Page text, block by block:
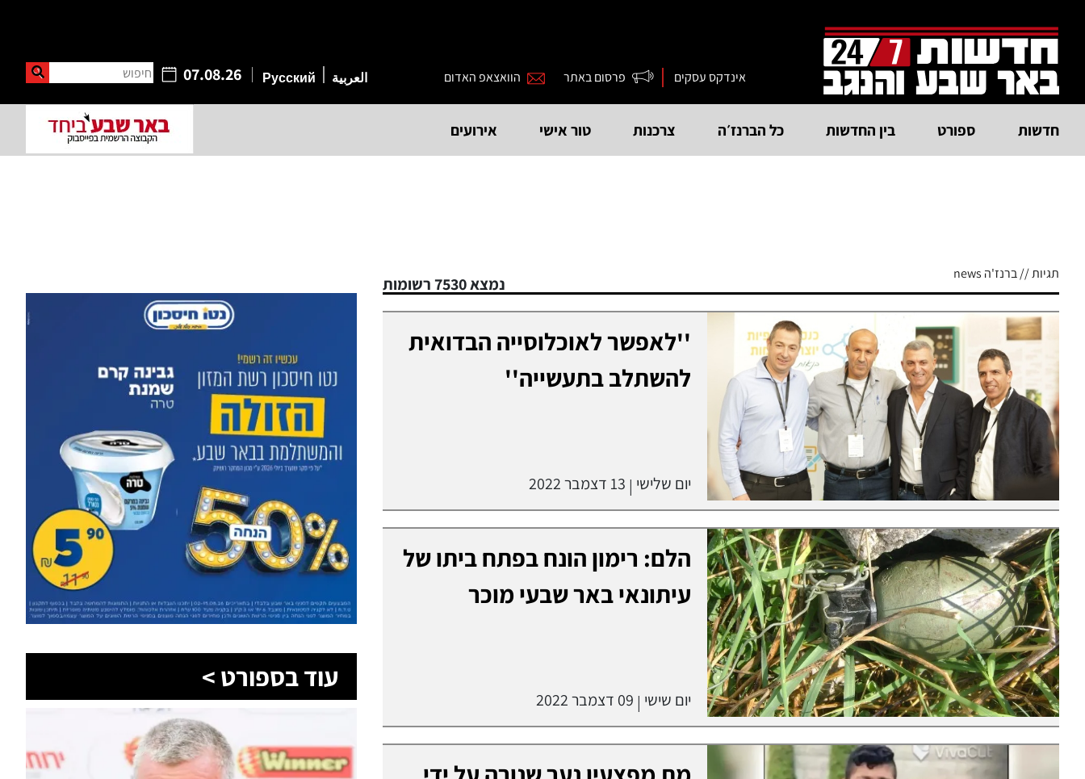
אינדקס עסקים פרסום באתר הוואצאפ האדום 07.08.26 חיפוש العربية Русский
חדשות ספורט בין החדשות כל הברנז׳ה צרכנות טור אישי אירועים
תגיות // ברנז'ה news
נמצא 7530 רשומות
''לאפשר לאוכלוסייה הבדואית
להשתלב בתעשייה''
יום שלישי | 13 דצמבר 2022
הלם: רימון הונח בפתח ביתו של
עיתונאי באר שבעי מוכר
יום שישי | 09 דצמבר 2022
עוד בספורט >